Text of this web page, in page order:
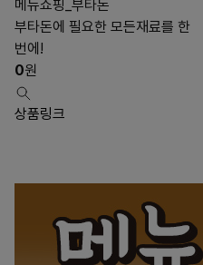
메뉴쇼핑_부타돈
부타돈에 필요한 모든재료를 한
번에!
0원
상품링크